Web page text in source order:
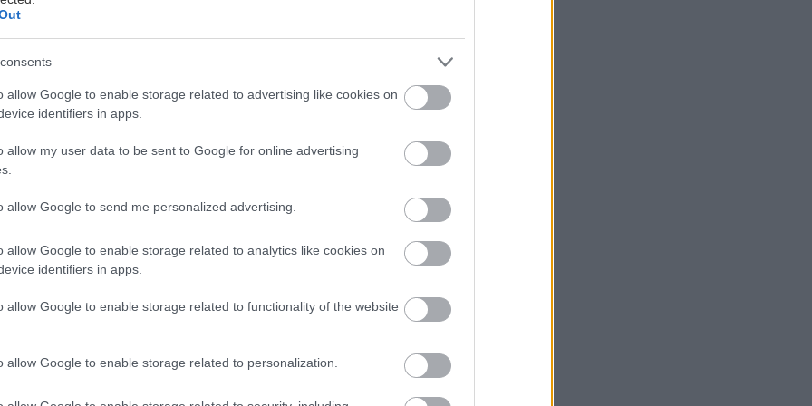
allow Google to enable storage related to advertising like cookies on
identifiers in apps.
allow my user data to be sent to Google for online advertising
allow Google to send me personalized advertising.
allow Google to enable storage related to analytics like cookies on
identifiers in apps.
allow Google to enable storage related to functionality of the website
allow Google to enable storage related to personalization.
Γεωργιακώδη
δεν υπάρχει κάτι χειρότερο από τη μιζέρια του να είναι
μέσα στο σπίτι όλη μέρα – ή τις περισσότερες ώρες της
η καθιστική ζωή είναι υπεύθυνη για μια σειρά προβλημάτων
μέχρι διαβήτη, καιτο σώμα σου ΠΡΕΠΕΙ να κινείται. Οι
να δέχονται ερεθίσματα και όχι,το καθισιό δεν συγκαταλέγεται
κλειστά και χωρίς φως στο τούνελ για το πότε θα ανοίξουν,
πώς θα το κάνεις, τότε διάβασε παρακάτω πώς θα χτίσεις μια